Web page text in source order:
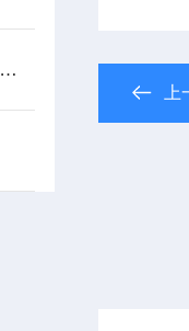
关于数字直流输入模块的相关介绍